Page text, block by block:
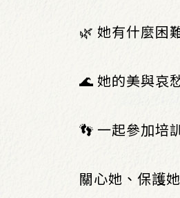
🌿 她有什麼困
🌊 她的美與哀
👣 一起參加培
關心她、保護